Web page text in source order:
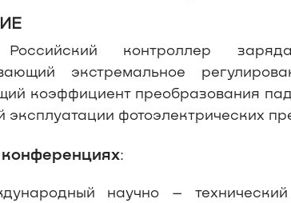
контроллер
экстремальное
коэффициент преобразования
эксплуатации фотоэлектрических
конференциях:
научно –